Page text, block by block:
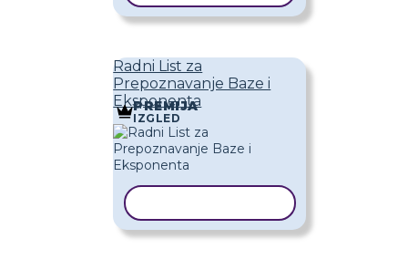
Radni List za
Prepoznavanje Baze i
Eksponenta
PREMIJA
IZGLED